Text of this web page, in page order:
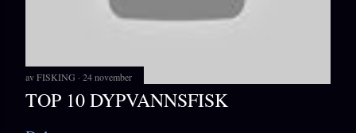
avFISKING 24 november
TOP 10 DYPVANNSFISK